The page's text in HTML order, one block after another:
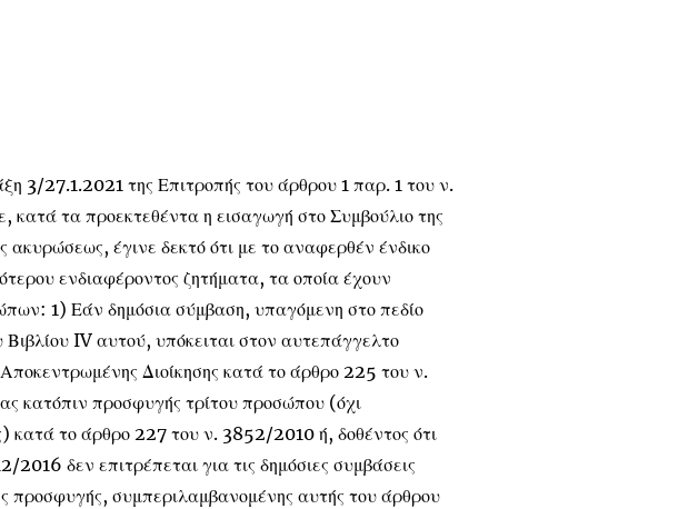
3/27.1.2021 της Επιτροπής του άρθρου 1 παρ. 1 του ν.
κατά τα προεκτεθέντα η εισαγωγή στο Συμβούλιο της
ακυρώσεως, έγινε δεκτό ότι με το αναφερθέν ένδικο
ενδιαφέροντος ζητήματα, τα οποία έχουν
1) Εάν δημόσια σύμβαση, υπαγόμενη στο πεδίο
IV αυτού, υπόκειται στον αυτεπάγγελτο
Διοίκησης κατά το άρθρο 225 του ν.
κατόπιν προσφυγής τρίτου προσώπου (όχι
κατά το άρθρο 227 του ν. 3852/2010 ή, δοθέντος ότι
δεν επιτρέπεται για τις δημόσιες συμβάσεις
προσφυγής, συμπεριλαμβανομένης αυτής του άρθρου